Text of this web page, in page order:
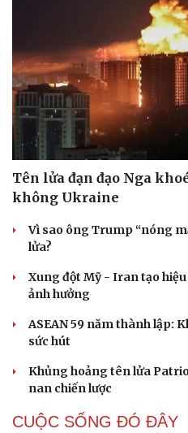
Tên lửa đạn đạo Nga
không Ukraine
Vì sao ông Trump “nóng
lửa?
Xung đột Mỹ - Iran tạo
ảnh hưởng
ASEAN 59 năm thành lập:
sức hút
Khủng hoảng tên lửa
nan chiến lược
CUỘC SỐNG ĐÓ ĐÂY